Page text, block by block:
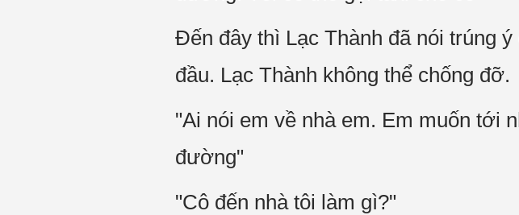
Đến đây thì Lạc Thành đã nói trúng
đầu. Lạc Thành không thể chống đỡ.
"Ai nói em về nhà em. Em muốn tới
đường"
"Cô đến nhà tôi làm gì?"